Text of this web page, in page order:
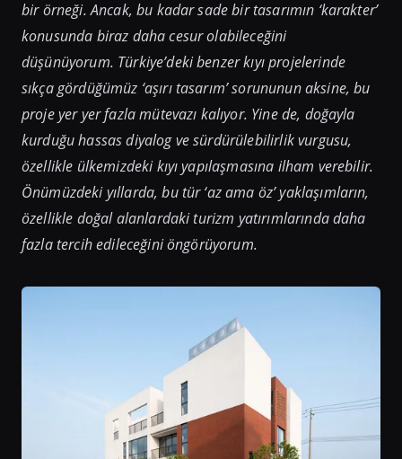
bir örneği. Ancak, bu kadar sade bir tasarımın ‘karakter’
konusunda biraz daha cesur olabileceğini
düşünüyorum. Türkiye’deki benzer kıyı projelerinde
sıkça gördüğümüz ‘aşırı tasarım’ sorununun aksine, bu
proje yer yer fazla mütevazı kalıyor. Yine de, doğayla
kurduğu hassas diyalog ve sürdürülebilirlik vurgusu,
özellikle ülkemizdeki kıyı yapılaşmasına ilham verebilir.
Önümüzdeki yıllarda, bu tür ‘az ama öz’ yaklaşımların,
özellikle doğal alanlardaki turizm yatırımlarında daha
fazla tercih edileceğini öngörüyorum.